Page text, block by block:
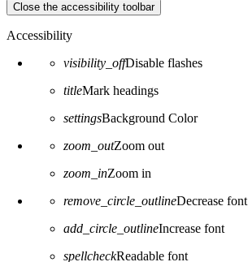
Close the accessibility toolbar
Accessibility
visibility_offDisable flashes
titleMark headings
settingsBackground Color
zoom_outZoom out
zoom_inZoom in
remove_circle_outlineDecrease font
add_circle_outlineIncrease font
spellcheckReadable font